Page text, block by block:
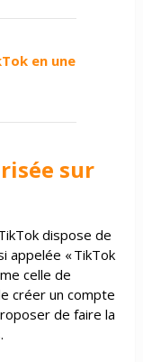
en une
sur
dispose de
appelée « TikTok
celle de
créer un compte
de faire la